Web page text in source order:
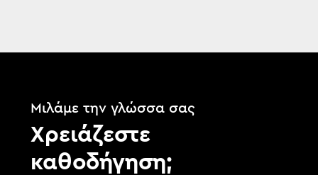
Μιλάμε την γλώσσα σας
Χρειάζεστε
καθοδήγηση;